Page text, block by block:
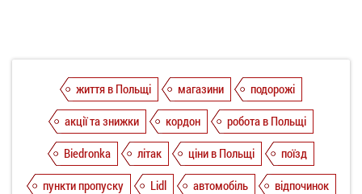
життя в Польщі магазини
подорожі
акції та знижки
кордон
робота в Польщі
Biedronka
літак ціни в Польщі
поїзд
пункти пропуску
Lidl автомобіль
відпочинок